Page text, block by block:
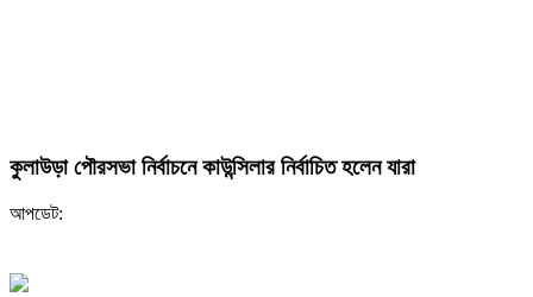
কুলাউড়া পৌরসভা নির্বাচনে কাউন্সিলার নির্বাচিত হলেন যারা
আপডেট: